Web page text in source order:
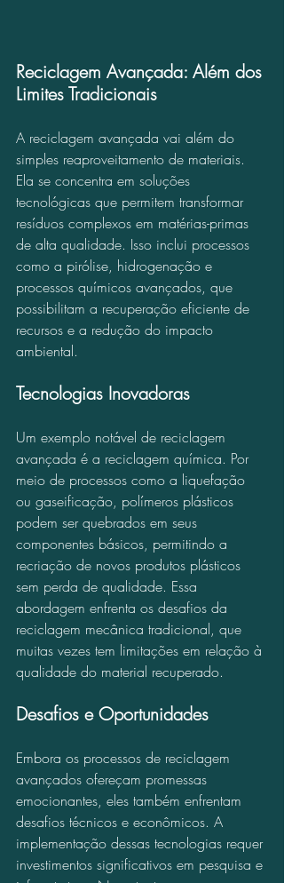
Reciclagem Avançada: Além dos
Limites Tradicionais
A reciclagem avançada vai além do
simples reaproveitamento de materiais.
Ela se concentra em soluções
tecnológicas que permitem transformar
resíduos complexos em matérias-primas
de alta qualidade. Isso inclui processos
como a pirólise, hidrogenação e
processos químicos avançados, que
possibilitam a recuperação eficiente de
recursos e a redução do impacto
ambiental.
Tecnologias Inovadoras
Um exemplo notável de reciclagem
avançada é a reciclagem química. Por
meio de processos como a liquefação
ou gaseificação, polímeros plásticos
podem ser quebrados em seus
componentes básicos, permitindo a
recriação de novos produtos plásticos
sem perda de qualidade. Essa
abordagem enfrenta os desafios da
reciclagem mecânica tradicional, que
muitas vezes tem limitações em relação à
qualidade do material recuperado.
Desafios e Oportunidades
Embora os processos de reciclagem
avançados ofereçam promessas
emocionantes, eles também enfrentam
desafios técnicos e econômicos. A
implementação dessas tecnologias requer
investimentos significativos em pesquisa e